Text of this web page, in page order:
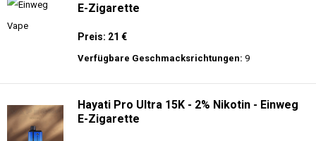
E-Zigarette
Preis: 21 €
Verfügbare Geschmacksrichtungen: 9
Hayati Pro Ultra 15K - 2% Nikotin - Einweg
E-Zigarette